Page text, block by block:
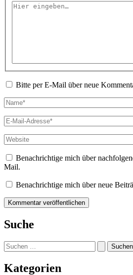
Hier
Bitte per E-Mail über neue
Name*
E-
Mail-
Adresse*
Website
Benachrichtige mich über
Mail.
Benachrichtige mich über neue
Suche
Suchen
nach:
Kategorien